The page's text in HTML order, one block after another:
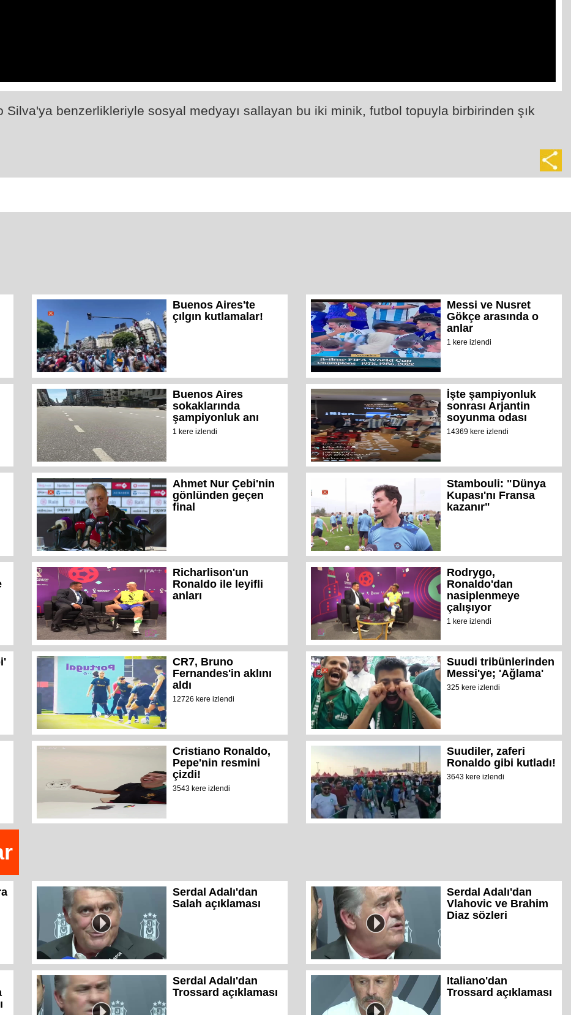
benzerlikleriyle sosyal medyayı sallayan bu iki minik, futbol topuyla birbirinden şık
Buenos Aires'te
çılgın kutlamalar!
Messi ve Nusret
Gökçe arasında o
anlar
1 kere izlendi
Buenos Aires
sokaklarında
şampiyonluk anı
1 kere izlendi
İşte şampiyonluk
sonrası Arjantin
soyunma odası
14369 kere izlendi
Ahmet Nur Çebi'nin
gönlünden geçen
final
Stambouli: "Dünya
Kupası'nı Fransa
kazanır"
Richarlison'un
Ronaldo ile leyifli
anları
Rodrygo,
Ronaldo'dan
nasiplenmeye
çalışıyor
1 kere izlendi
CR7, Bruno
Fernandes'in aklını
aldı
12726 kere izlendi
Suudi tribünlerinden
Messi'ye; 'Ağlama'
325 kere izlendi
Cristiano Ronaldo,
Pepe'nin resmini
çizdi!
3543 kere izlendi
Suudiler, zaferi
Ronaldo gibi kutladı!
3643 kere izlendi
Serdal Adalı'dan
Salah açıklaması
Serdal Adalı'dan
Vlahovic ve Brahim
Diaz sözleri
Serdal Adalı'dan
Trossard açıklaması
Italiano'dan
Trossard açıklaması